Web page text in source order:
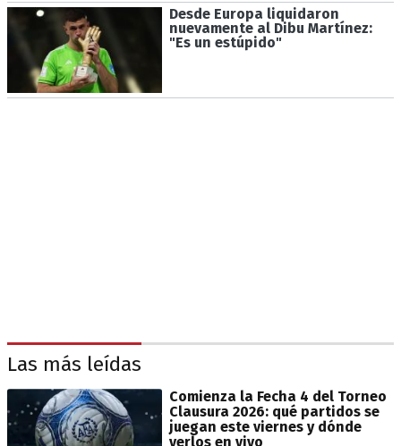
Desde Europa liquidaron
nuevamente al Dibu Martínez:
"Es un estúpido"
Las más leídas
Comienza la Fecha 4 del Torneo
Clausura 2026: qué partidos se
juegan este viernes y dónde
verlos en vivo